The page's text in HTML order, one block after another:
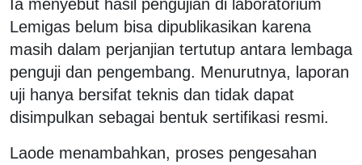
Ia menyebut hasil pengujian di laboratorium
Lemigas belum bisa dipublikasikan karena
masih dalam perjanjian tertutup antara lembaga
penguji dan pengembang. Menurutnya, laporan
uji hanya bersifat teknis dan tidak dapat
disimpulkan sebagai bentuk sertifikasi resmi.
Laode menambahkan, proses pengesahan